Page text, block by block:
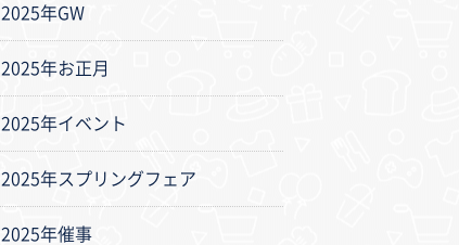
2025年GW
2025年お正月
2025年イベント
2025年スプリングフェア
2025年催事